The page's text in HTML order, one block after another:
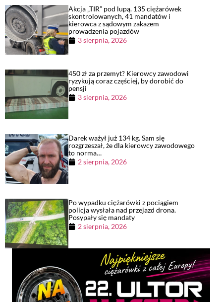
Akcja „TIR” pod lupą. 135 ciężarówek
skontrolowanych, 41 mandatów i
kierowca z sądowym zakazem
prowadzenia pojazdów
3 sierpnia, 2026
450 zł za przemyt? Kierowcy zawodowi
ryzykują coraz częściej, by dorobić do
pensji
3 sierpnia, 2026
Darek ważył już 134 kg. Sam się
rozgrzeszał, że dla kierowcy zawodowego
to norma…
2 sierpnia, 2026
Po wypadku ciężarówki z pociągiem
policja wysłała nad przejazd drona.
Posypały się mandaty
2 sierpnia, 2026